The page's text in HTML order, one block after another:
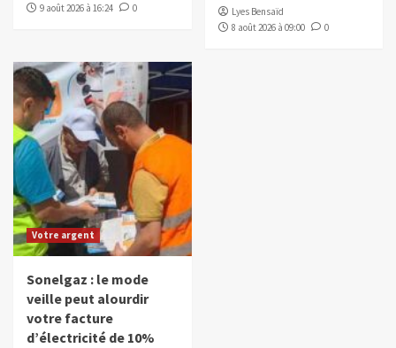
9 août 2026 à 16:24
0
Lyes Bensaïd
8 août 2026 à 09:00
0
Votre argent
Sonelgaz : le mode
veille peut alourdir
votre facture
d’électricité de 10%